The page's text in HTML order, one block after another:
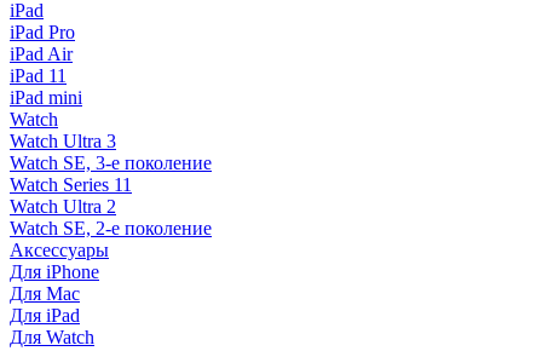
iPad
iPad Pro
iPad Air
iPad 11
iPad mini
Watch
Watch Ultra 3
Watch SE, 3-е поколение
Watch Series 11
Watch Ultra 2
Watch SE, 2-е поколение
Аксессуары
Для iPhone
Для Mac
Для iPad
Для Watch